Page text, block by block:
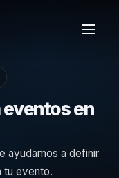
en
ayudamos a definir
tu evento.